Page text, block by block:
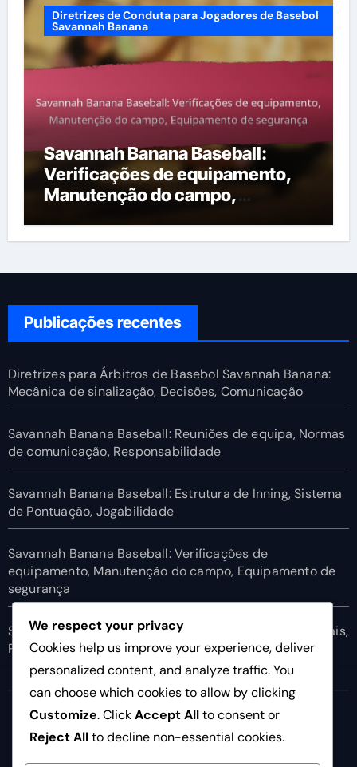
Diretrizes de Conduta para Jogadores de Basebol
Savannah Banana
Savannah Banana Baseball:
Verificações de equipamento,
Manutenção do campo,
Publicações recentes
Diretrizes para Árbitros de Basebol Savannah Banana:
Mecânica de sinalização, Decisões, Comunicação
Savannah Banana Baseball: Reuniões de equipa, Normas
de comunicação, Responsabilidade
Savannah Banana Baseball: Estrutura de Inning, Sistema
de Pontuação, Jogabilidade
Savannah Banana Baseball: Verificações de
equipamento, Manutenção do campo, Equipamento de
segurança
Savannah Banana Baseball: Diretrizes para redes sociais,
Presença online, Responsabilidade
ties.pt
We respect your privacy
Cookies help us improve your experience, deliver
personalized content, and analyze traffic. You
can choose which cookies to allow by clicking
Customize. ClickAccept Allto consent or
Reject Allto decline non-essential cookies.